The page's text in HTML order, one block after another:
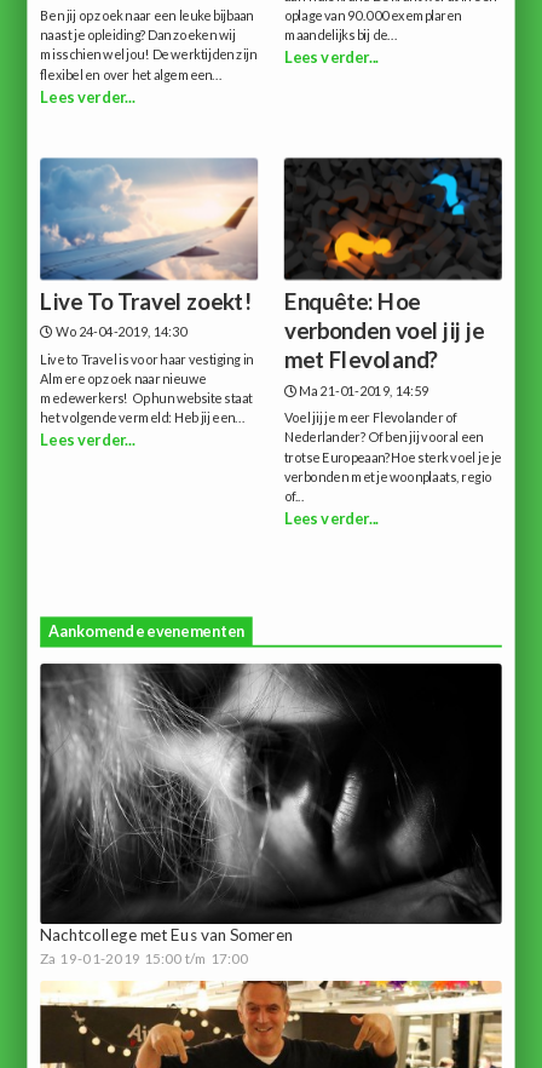
Ben jij op zoek naar een leuke bijbaan
naast je opleiding? Dan zoeken wij
misschien wel jou! De werktijden zijn
flexibel en over het algemeen...
Lees verder...
oplage van 90.000 exemplaren
maandelijks bij de...
Lees verder...
Live To Travel zoekt!
Wo 24-04-2019, 14:30
Live to Travel is voor haar vestiging in
Almere op zoek naar nieuwe
medewerkers! Op hun website staat
het volgende vermeld: Heb jij een...
Lees verder...
Enquête: Hoe
verbonden voel jij je
met Flevoland?
Ma 21-01-2019, 14:59
Voel jij je meer Flevolander of
Nederlander? Of ben jij vooral een
trotse Europeaan?Hoe sterk voel je je
verbonden met je woonplaats, regio
of...
Lees verder...
Aankomende evenementen
Nachtcollege met Eus van Someren
Za 19-01-2019 15:00 t/m 17:00